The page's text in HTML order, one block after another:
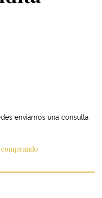
enviarnos una consulta